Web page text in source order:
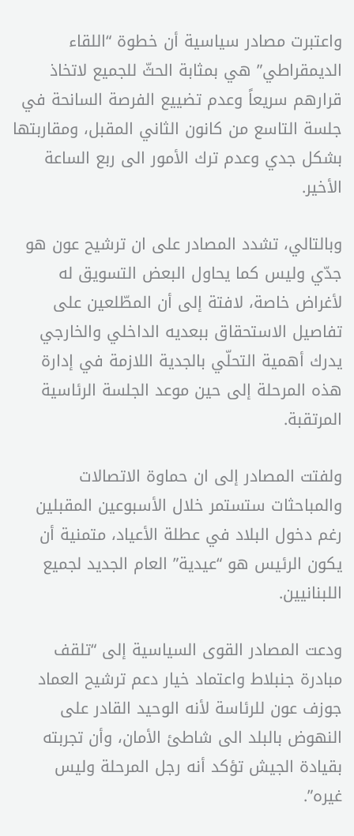
واعتبرت مصادر سياسية أن خطوة “اللقاء
الديمقراطي” هي بمثابة الحثّ للجميع لاتخاذ
قرارهم سريعاً وعدم تضييع الفرصة السانحة في
جلسة التاسع من كانون الثاني المقبل، ومقاربتها
بشكل جدي وعدم ترك الأمور الى ربع الساعة
الأخير.
وبالتالي، تشدد المصادر على ان ترشيح عون هو
جدّي وليس كما يحاول البعض التسويق له
لأغراض خاصة، لافتة إلى أن المطّلعين على
تفاصيل الاستحقاق ببعديه الداخلي والخارجي
يدرك أهمية التحلّي بالجدية اللازمة في إدارة
هذه المرحلة إلى حين موعد الجلسة الرئاسية
المرتقبة.
ولفتت المصادر إلى ان حماوة الاتصالات
والمباحثات ستستمر خلال الأسبوعين المقبلين
رغم دخول البلاد في عطلة الأعياد، متمنية أن
يكون الرئيس هو “عيدية” العام الجديد لجميع
اللبنانيين.
ودعت المصادر القوى السياسية إلى “تلقف
مبادرة جنبلاط واعتماد خيار دعم ترشيح العماد
جوزف عون للرئاسة لأنه الوحيد القادر على
النهوض بالبلد الى شاطئ الأمان، وأن تجربته
بقيادة الجيش تؤكد أنه رجل المرحلة وليس
غيره”.